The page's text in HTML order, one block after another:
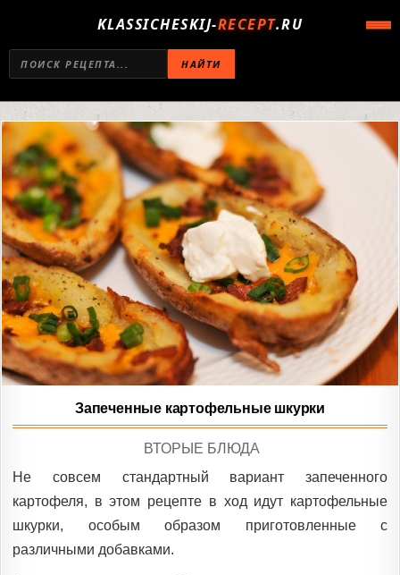
KLASSICHESKIJ-RECEPT.RU
НАЙТИ
Запеченные картофельные шкурки
POSTED
ВТОРЫЕ БЛЮДА
Не совсем стандартный вариант запеченного
картофеля, в этом рецепте в ход идут картофельные
шкурки, особым образом приготовленные с
различными добавками.